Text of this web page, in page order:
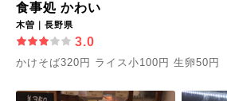
食事処 かわい
木曽｜長野県
3.0
かけそば320円 ライス小100円 生卵50円